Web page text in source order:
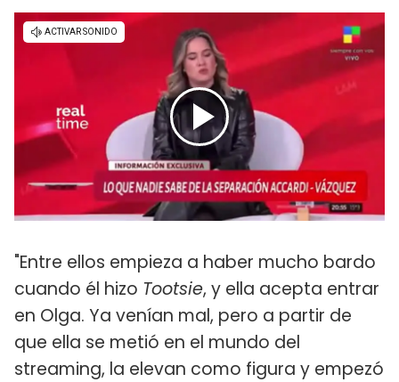
"Entre ellos empieza a haber mucho bardo
cuando él hizo Tootsie, y ella acepta entrar
en Olga. Ya venían mal, pero a partir de
que ella se metió en el mundo del
streaming, la elevan como figura y empezó